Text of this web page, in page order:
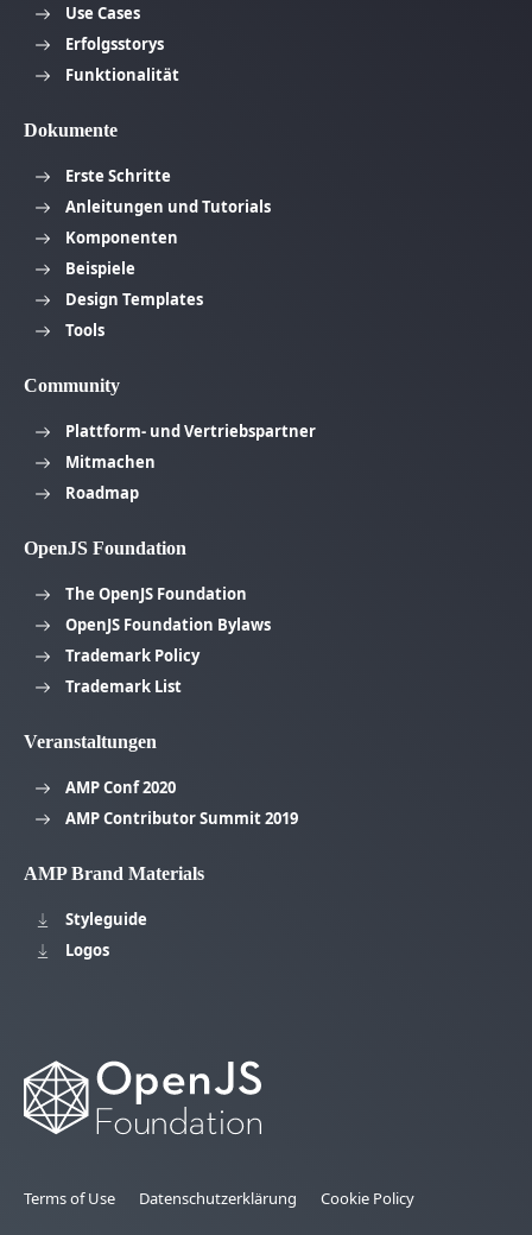
Use Cases
Erfolgsstorys
Funktionalität
Dokumente
Erste Schritte
Anleitungen und Tutorials
Komponenten
Beispiele
Design Templates
Tools
Community
Plattform- und Vertriebspartner
Mitmachen
Roadmap
OpenJS Foundation
The OpenJS Foundation
OpenJS Foundation Bylaws
Trademark Policy
Trademark List
Veranstaltungen
AMP Conf 2020
AMP Contributor Summit 2019
AMP Brand Materials
Styleguide
Logos
Terms of Use Datenschutzerklärung Cookie Policy